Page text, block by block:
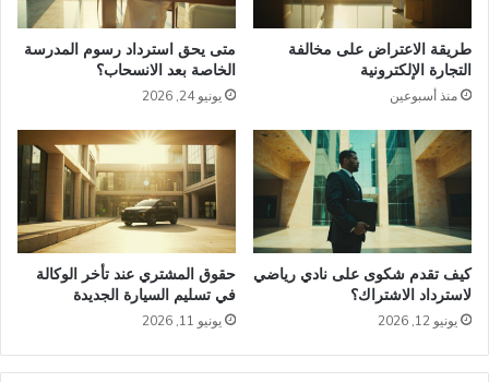
طريقة الاعتراض على مخالفة
التجارة الإلكترونية
منذ أسبوعين
متى يحق استرداد رسوم المدرسة
الخاصة بعد الانسحاب؟
يونيو 24, 2026
كيف تقدم شكوى على نادي رياضي
لاسترداد الاشتراك؟
يونيو 12, 2026
حقوق المشتري عند تأخر الوكالة
في تسليم السيارة الجديدة
يونيو 11, 2026